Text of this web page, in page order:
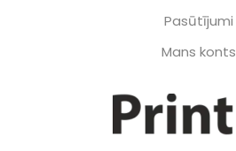
Pasūtījumi
Mans konts